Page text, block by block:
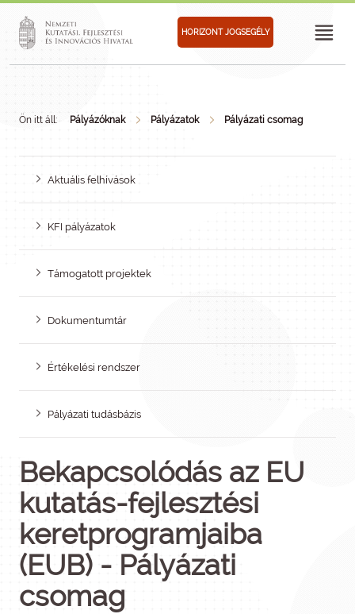
HORIZONT JOGSEGÉLY
Ön itt áll: Pályázóknak Pályázatok Pályázati csomag
Aktuális felhívások
KFI pályázatok
Támogatott projektek
Dokumentumtár
Értékelési rendszer
Pályázati tudásbázis
Bekapcsolódás az EU
kutatás-fejlesztési
keretprogramjaiba
(EUB) - Pályázati
csomag